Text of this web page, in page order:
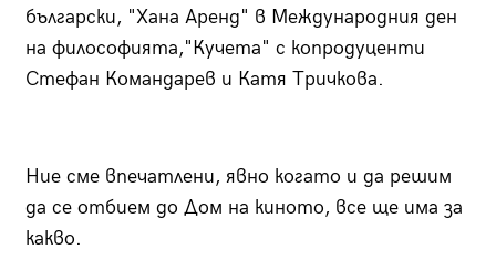
български, "Хана Аренд" в Международния ден
на философията,"Кучета" с копродуценти
Стефан Командарев и Катя Тричкова.
Ние сме впечатлени, явно когато и да решим
да се отбием до Дом на киното, все ще има за
какво.